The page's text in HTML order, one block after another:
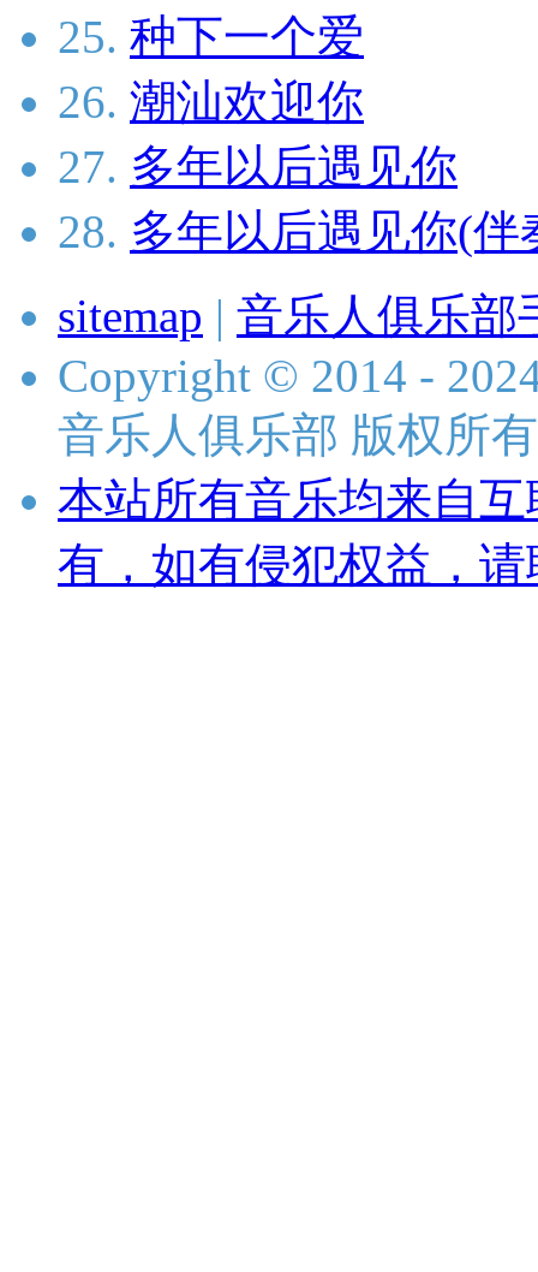
25. 种下一个爱
26. 潮汕欢迎你
27. 多年以后遇见你
28. 多年以后遇见你(伴
sitemap | 音乐人俱乐部
Copyright © 2014 -
音乐人俱乐部 版权所有
本站所有音乐均来自
有，如有侵犯权益，